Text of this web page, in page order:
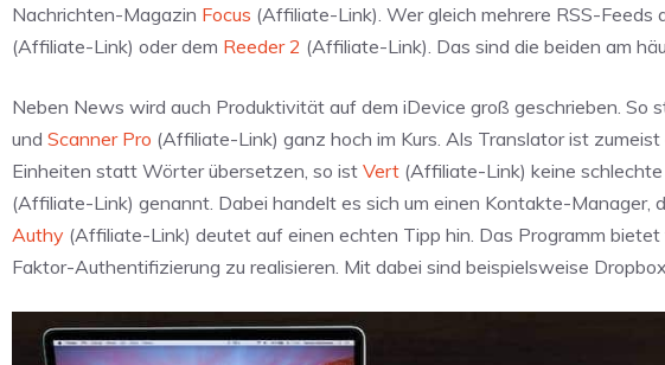
Nachrichten-Magazin Focus (Affiliate-Link). Wer gleich mehrere RSS-Feeds
(Affiliate-Link) oder dem Reeder 2 (Affiliate-Link). Das sind die beiden am
Neben News wird auch Produktivität auf dem iDevice groß geschrieben. So
und Scanner Pro (Affiliate-Link) ganz hoch im Kurs. Als Translator ist zumeist
Einheiten statt Wörter übersetzen, so ist Vert (Affiliate-Link) keine
(Affiliate-Link) genannt. Dabei handelt es sich um einen Kontakte-Manager,
Authy (Affiliate-Link) deutet auf einen echten Tipp hin. Das Programm
Faktor-Authentifizierung zu realisieren. Mit dabei sind beispielsweise